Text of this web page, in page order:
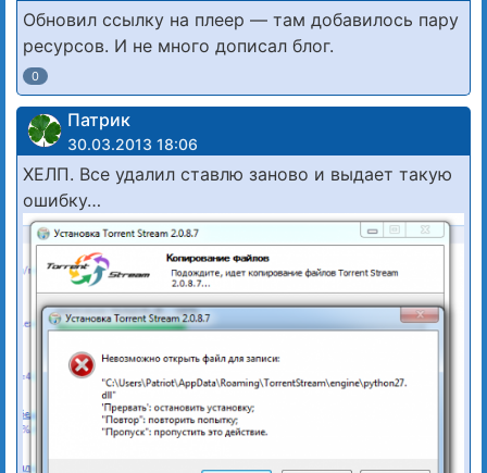
Обновил ссылку на плеер — там добавилось пару
ресурсов. И не много дописал блог.
0
Патрик
30.03.2013 18:06
ХЕЛП. Все удалил ставлю заново и выдает такую
ошибку…